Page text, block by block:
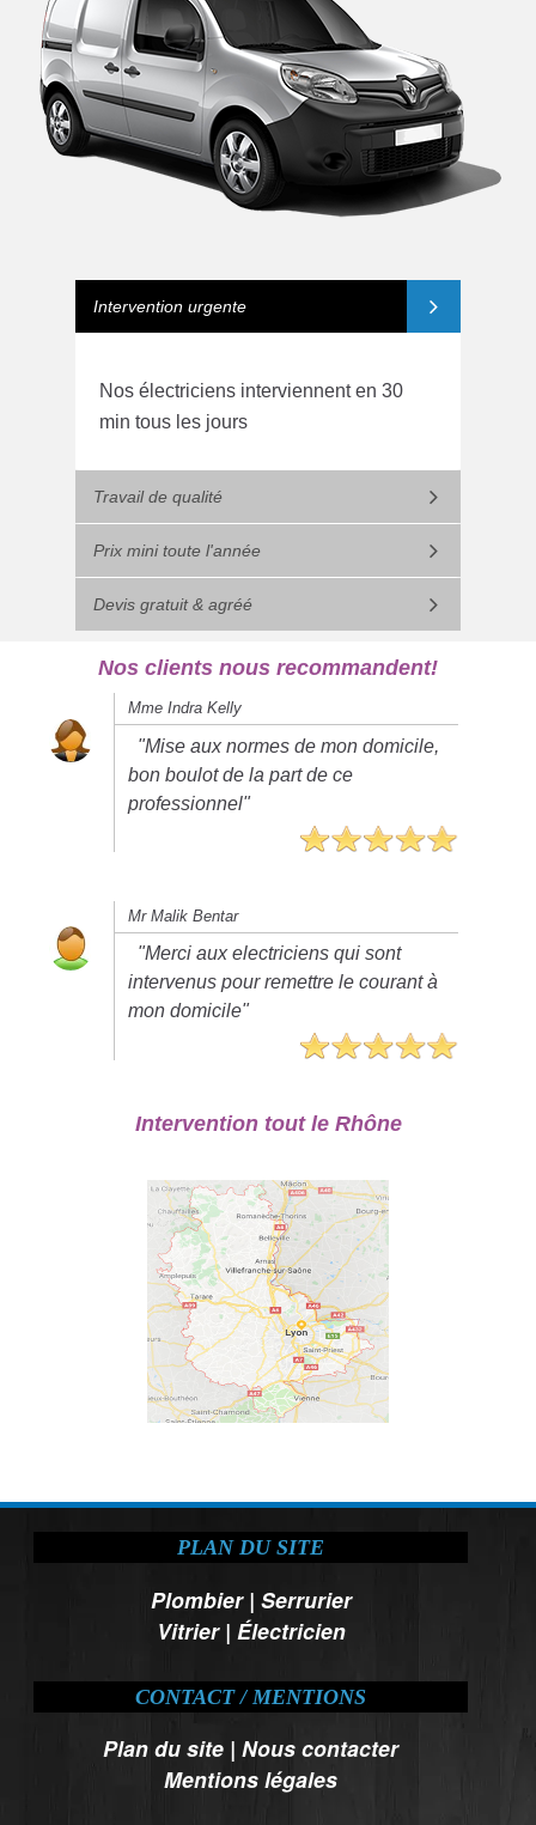
Intervention urgente
Nos électriciens interviennent en 30
min tous les jours
Travail de qualité
Prix mini toute l'année
Devis gratuit & agréé
Nos clients nous recommandent!
Mme Indra Kelly
"Mise aux normes de mon domicile,
bon boulot de la part de ce
professionnel"
Mr Malik Bentar
"Merci aux electriciens qui sont
intervenus pour remettre le courant à
mon domicile"
Intervention tout le Rhône
PLAN DU SITE
Plombier| Serrurier
Vitrier| Électricien
CONTACT / MENTIONS
Plan du site |Nous contacter
Mentions légales